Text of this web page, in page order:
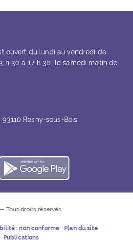
ouvert du lundi au vendredi de
h 30 à 17 h 30, le samedi matin de
Rosny-sous-Bois
l’application iOS
Tous droits réservés
: non conforme
Plan du site
Publications